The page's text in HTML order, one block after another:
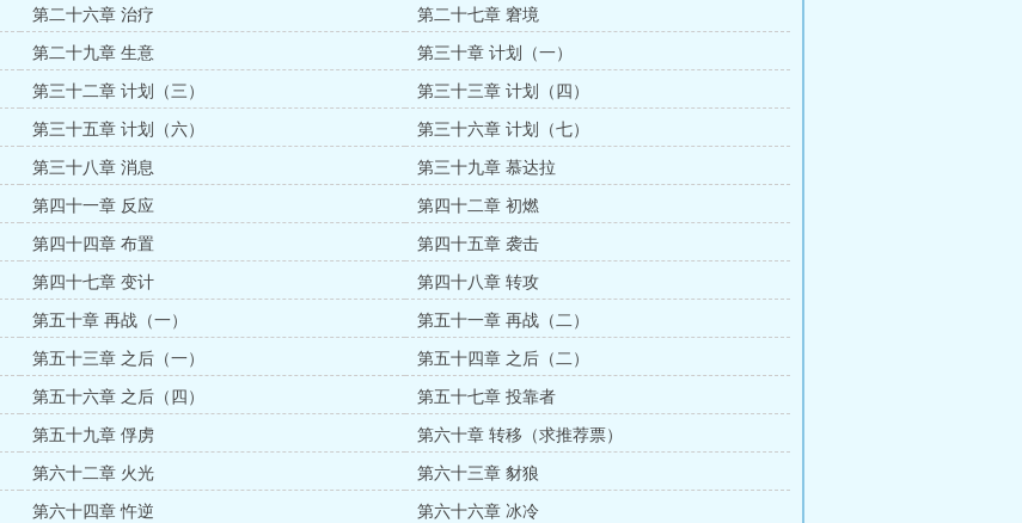
第二十六章 治疗 第二十七章 窘境
第二十九章 生意 第三十章 计划（一）
第三十二章 计划（三） 第三十三章 计划（四）
第三十五章 计划（六） 第三十六章 计划（七）
第三十八章 消息 第三十九章 慕达拉
第四十一章 反应 第四十二章 初燃
第四十四章 布置 第四十五章 袭击
第四十七章 变计 第四十八章 转攻
第五十章 再战（一） 第五十一章 再战（二）
第五十三章 之后（一） 第五十四章 之后（二）
第五十六章 之后（四） 第五十七章 投靠者
第五十九章 俘虏 第六十章 转移（求推荐票）
第六十二章 火光 第六十三章 豺狼
第六十四章 忤逆 第六十六章 冰冷